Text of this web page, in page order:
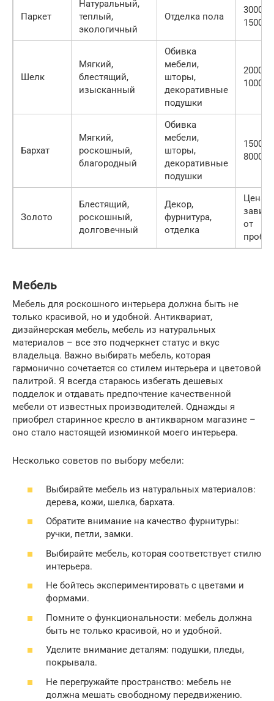
Паркет
Натуральный,
теплый,
экологичный
Отделка пола
3000 —
15000
Шелк
Мягкий,
блестящий,
изысканный
Обивка
мебели,
шторы,
декоративные
подушки
2000 —
10000
Бархат
Мягкий,
роскошный,
благородный
Обивка
мебели,
шторы,
декоративные
подушки
1500 —
8000
Золото
Блестящий,
роскошный,
долговечный
Декор,
фурнитура,
отделка
Цена
от
пробы
Мебель
Мебель для роскошного интерьера должна быть не
только красивой, но и удобной. Антиквариат,
дизайнерская мебель, мебель из натуральных
материалов – все это подчеркнет статус и вкус
владельца. Важно выбирать мебель, которая
гармонично сочетается со стилем интерьера и цветовой
палитрой. Я всегда стараюсь избегать дешевых
подделок и отдавать предпочтение качественной
мебели от известных производителей. Однажды я
приобрел старинное кресло в антикварном магазине –
оно стало настоящей изюминкой моего интерьера.
Несколько советов по выбору мебели:
Выбирайте мебель из натуральных материалов:
дерева, кожи, шелка, бархата.
Обратите внимание на качество фурнитуры:
ручки, петли, замки.
Выбирайте мебель, которая соответствует стилю
интерьера.
Не бойтесь экспериментировать с цветами и
формами.
Помните о функциональности: мебель должна
быть не только красивой, но и удобной.
Уделите внимание деталям: подушки, пледы,
покрывала.
Не перегружайте пространство: мебель не
должна мешать свободному передвижению.